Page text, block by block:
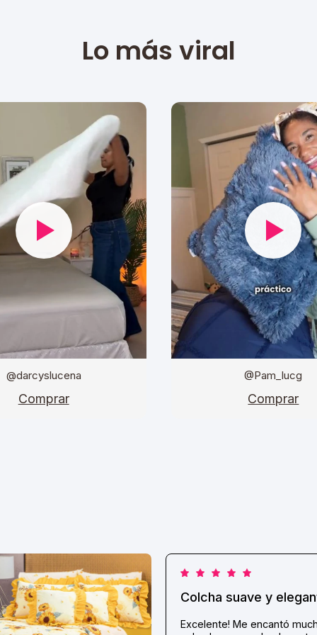
Lo más viral
@darcyslucena
Comprar
@Pam_lucg
Comprar
Colcha suave y
Excelente! Me encantó